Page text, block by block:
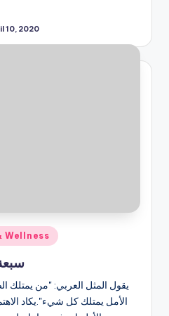
10, 2020
Wellness
يقول المثل العربي: "من يمتلك
الأمل يمتلك كل شيء".يكاد